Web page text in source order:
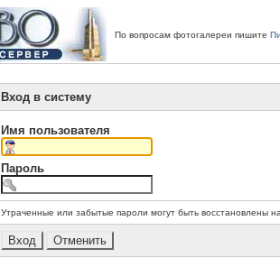
По вопросам фотогалереи пишите
Вход в систему
Имя пользователя
Пароль
Утраченные или забытые пароли могут быть восстановлены